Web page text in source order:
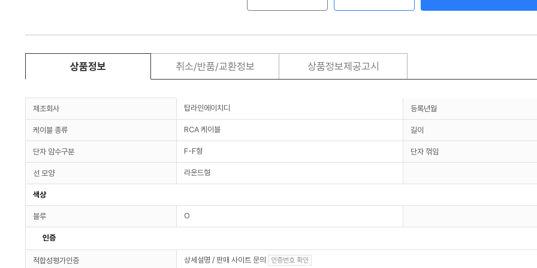
상품정보 취소/반품/교환정보 상품정보제공고시
제조회사 탑라인에이치디 등록년월
케이블 종류 RCA 케이블 길이
단자 암수구분 F-F형 단자 꺾임
선 모양 라운드형
색상
블루 O
인증
적합성평가인증 상세설명 / 판매 사이트 문의 인증번호 확인